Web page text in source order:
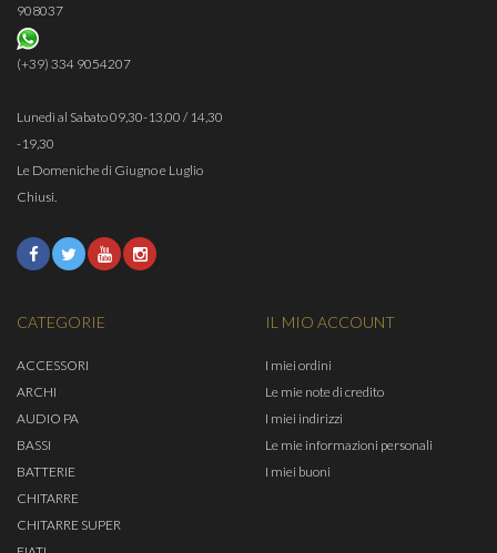
908037
(+39) 334 9054207
Lunedì al Sabato 09,30-13,00 / 14,30
-19,30
Le Domeniche di Giugno e Luglio
Chiusi.
CATEGORIE
ACCESSORI
ARCHI
AUDIO PA
BASSI
BATTERIE
CHITARRE
CHITARRE SUPER
IL MIO ACCOUNT
I miei ordini
Le mie note di credito
I miei indirizzi
Le mie informazioni personali
I miei buoni